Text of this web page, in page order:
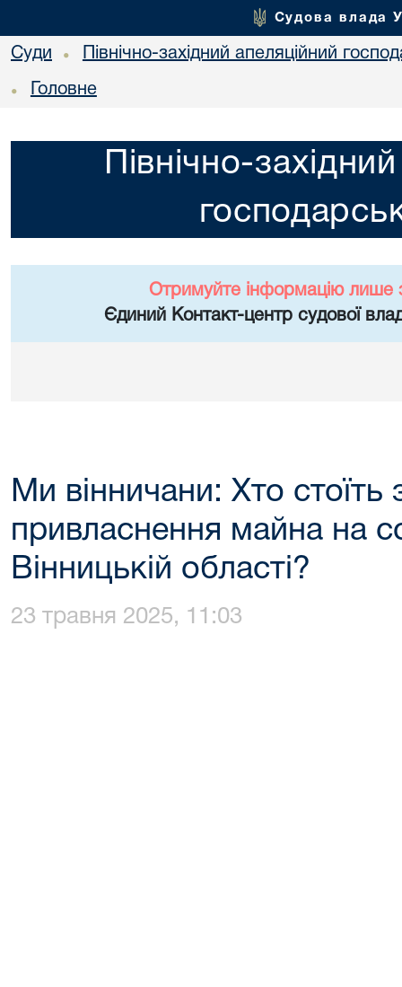
Судова влада
Суди • Північно-західний апеляційний
• Головне
Північно-
Отримуйте інформацію лише
Єдиний Контакт-центр судової
Ми вінничани: Хто стоїть
привласнення майна на
Вінницькій області?
23 травня 2025, 11:03